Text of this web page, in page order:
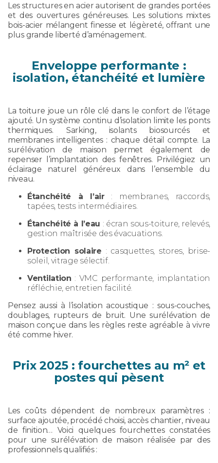
Les structures en acier autorisent de grandes portées
et des ouvertures généreuses. Les solutions mixtes
bois-acier mélangent finesse et légèreté, offrant une
plus grande liberté d’aménagement.
Enveloppe performante :
isolation, étanchéité et lumière
La toiture joue un rôle clé dans le confort de l’étage
ajouté. Un système continu d’isolation limite les ponts
thermiques. Sarking, isolants biosourcés et
membranes intelligentes : chaque détail compte. La
surélévation de maison permet également de
repenser l’implantation des fenêtres. Privilégiez un
éclairage naturel généreux dans l’ensemble du
niveau.
Étanchéité à l’air: membranes, raccords,
tapées, tests intermédiaires.
Étanchéité à l’eau : écran sous-toiture, relevés,
gestion maîtrisée des évacuations.
Protection solaire : casquettes, stores, brise-
soleil, vitrage sélectif.
Ventilation : VMC performante, implantation
réfléchie, entretien facilité.
Pensez aussi à l’isolation acoustique : sous-couches,
doublages, rupteurs de bruit. Une surélévation de
maison conçue dans les règles reste agréable à vivre
été comme hiver.
Prix 2025 : fourchettes au m² et
postes qui pèsent
Les coûts dépendent de nombreux paramètres :
surface ajoutée, procédé choisi, accès chantier, niveau
de finition… Voici quelques fourchettes constatées
pour une surélévation de maison réalisée par des
professionnels qualifiés :